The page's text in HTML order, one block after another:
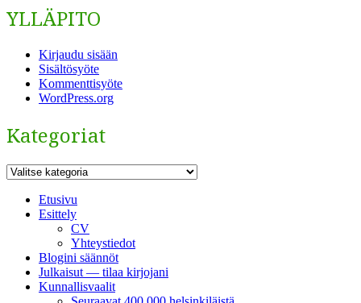
YLLÄPITO
Kirjaudu sisään
Sisältösyöte
Kommenttisyöte
WordPress.org
Kategoriat
Kategoriat
Etusivu
Esittely
CV
Yhteystiedot
Blogini säännöt
Julkaisut — tilaa kirjojani
Kunnallisvaalit